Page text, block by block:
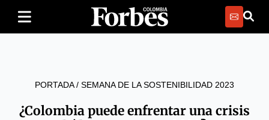
PORTADA/ SEMANA DE LA SOSTENIBILIDAD 2023
¿Colombia puede enfrentar una crisis